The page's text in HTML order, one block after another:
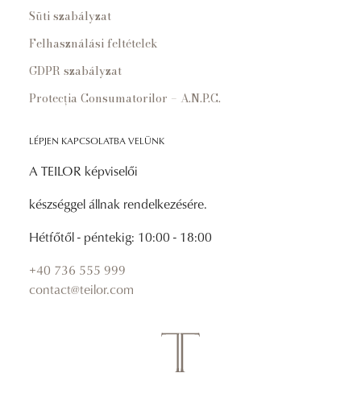
Süti szabályzat
Felhasználási feltételek
GDPR szabályzat
Protecția Consumatorilor – A.N.P.C.
LÉPJEN KAPCSOLATBA VELÜNK
A TEILOR képviselői
készséggel állnak rendelkezésére.
Hétfőtől - péntekig: 10:00 - 18:00
+40 736 555 999
contact@teilor.com